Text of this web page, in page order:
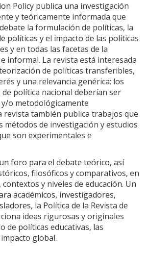
Policy publica una investigación
y teóricamente informada que
la formulación de políticas, la
políticas y el impacto de las políticas
y en todas las facetas de la
informal. La revista está interesada
de políticas transferibles,
y una relevancia genérica: los
de política nacional deberían ser
o metodológicamente
revista también publica trabajos que
métodos de investigación y estudios
son experimentales e
foro para el debate teórico, así
filosóficos y comparativos, en
y niveles de educación. Un
académicos, investigadores,
la Política de la Revista de
ideas rigurosas y originales
de políticas educativas, las
global.